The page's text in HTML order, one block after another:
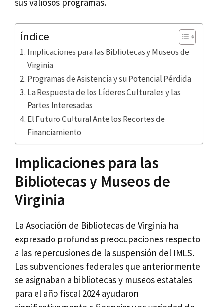
sus valiosos programas.
Índice
Implicaciones para las Bibliotecas y Museos de
Virginia
Programas de Asistencia y su Potencial Pérdida
La Respuesta de los Líderes Culturales y las
Partes Interesadas
El Futuro Cultural Ante los Recortes de
Financiamiento
Implicaciones para las
Bibliotecas y Museos de
Virginia
La Asociación de Bibliotecas de Virginia ha
expresado profundas preocupaciones respecto
a las repercusiones de la suspensión del IMLS.
Las subvenciones federales que anteriormente
se asignaban a bibliotecas y museos estatales
para el año fiscal 2024 ayudaron